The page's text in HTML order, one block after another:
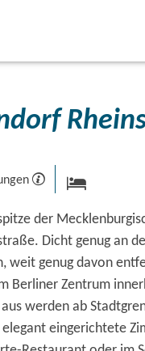
der
Dicht genug an
weit genug davon
Berliner Zentrum
werden ab
eingerichtete